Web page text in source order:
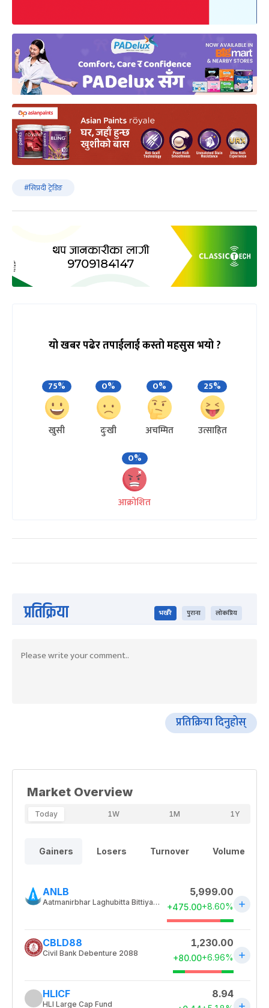
#सिप्रदी ट्रेडिङ
यो खबर पढेर तपाईलाई कस्तो महसुस भयो ?
75%
खुसी
0%
दुःखी
0%
अचम्मित
25%
उत्साहित
0%
आक्रोशित
प्रतिक्रिया भर्खरै पुराना लोकप्रिय
प्रतिक्रिया दिनुहोस्